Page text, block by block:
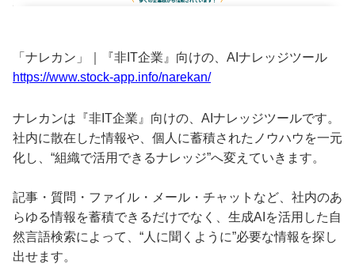
「ナレカン」｜『非IT企業』向けの、AIナレッジツール
https://www.stock-app.info/narekan/
ナレカンは『非IT企業』向けの、AIナレッジツールです。
社内に散在した情報や、個人に蓄積されたノウハウを一元
化し、“組織で活用できるナレッジ”へ変えていきます。
記事・質問・ファイル・メール・チャットなど、社内のあ
らゆる情報を蓄積できるだけでなく、生成AIを活用した自
然言語検索によって、“人に聞くように”必要な情報を探し
出せます。